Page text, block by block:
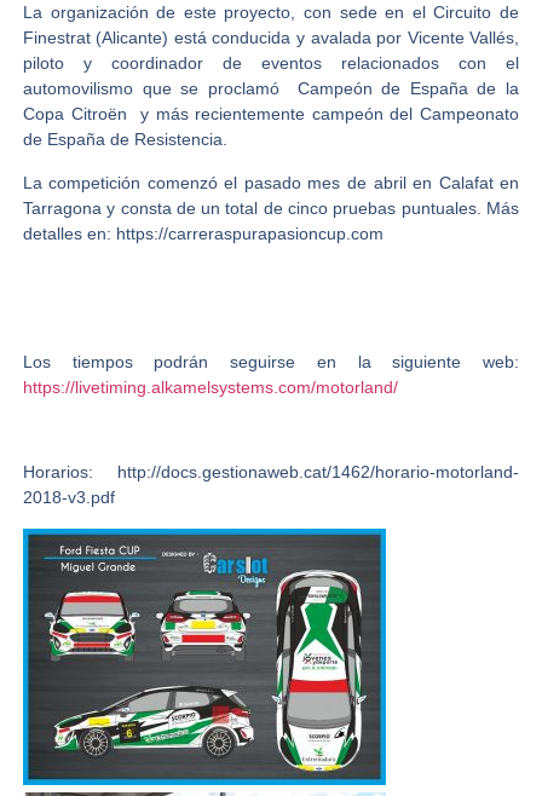
La organización de este proyecto, con sede en el Circuito de
Finestrat (Alicante) está conducida y avalada por Vicente Vallés,
piloto y coordinador de eventos relacionados con el
automovilismo que se proclamó Campeón de España de la
Copa Citroën y más recientemente campeón del Campeonato
de España de Resistencia.
La competición comenzó el pasado mes de abril en Calafat en
Tarragona y consta de un total de cinco pruebas puntuales. Más
detalles en: https://carreraspurapasioncup.com
Los tiempos podrán seguirse en la siguiente web:
https://livetiming.alkamelsystems.com/motorland/
Horarios: http://docs.gestionaweb.cat/1462/horario-motorland-
2018-v3.pdf